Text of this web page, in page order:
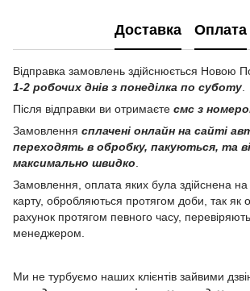
Доставка Оплата
Відправка замовлень здійснюється Новою
1-2 робочих днів з понеділка по суботу
Після відправки ви отримаєте смс з
Замовлення сплачені онлайн на сайті
переходять в обробку, пакуються, та
максимально швидко
Замовлення, оплата яких була здійснена
карту, обробляються протягом доби, так як
рахунок протягом певного часу,
менеджером.
Ми не турбуємо наших клієнтів зайвими